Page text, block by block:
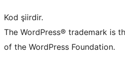
Kod şiirdir.
The WordPress® trademark is
of the WordPress Foundation.